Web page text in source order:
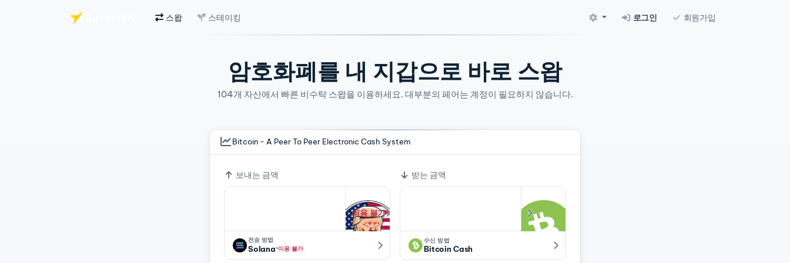
스왑 스테이킹 로그인 회원가입
암호화폐를 내 지갑으로 바로 스왑
104개 자산에서 빠른 비수탁 스왑을 이용하세요. 대부분의 페어는 계정이 필요하지 않습니다.
환율
Bitcoin - A Peer To Peer Electronic Cash System
보내는 금액
이용 불가
전송 방법
Solana·이용 불가
받는 금액
수신 방법
Bitcoin Cash